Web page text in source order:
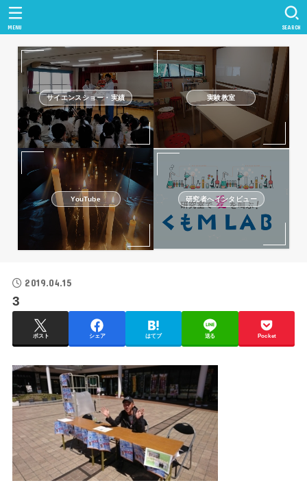
SEARCH
MENU
サイエンスショー・実績 実験教室
YouTube 研究者へインタビュー
2019.04.15
3
ポスト シェア はてブ 送る Pocket